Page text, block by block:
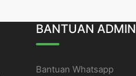
BANTUAN ADMIN
Bantuan Whatsapp